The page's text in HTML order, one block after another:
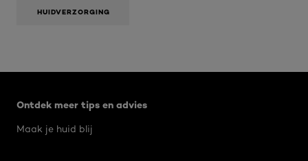
HUIDVERZORGING
Ontdek meer tips en advies
Maak je huid blij